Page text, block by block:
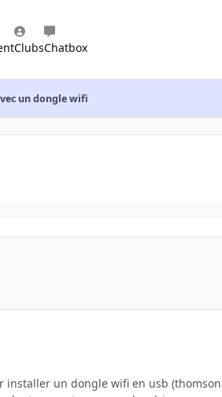
ClubsChatbox
un dongle wifi
installer un dongle wifi en usb